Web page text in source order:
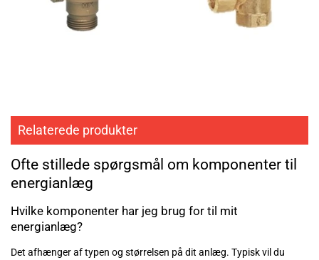
Relaterede produkter
Ofte stillede spørgsmål om komponenter til
energianlæg
Hvilke komponenter har jeg brug for til mit
energianlæg?
Det afhænger af typen og størrelsen på dit anlæg. Typisk vil du